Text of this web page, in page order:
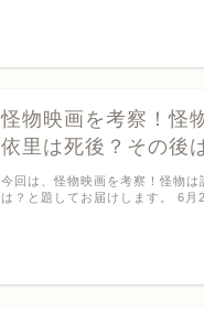
怪物映画を考察！怪
依里は死後？その後
今回は、怪物映画を考察！怪物
は？と題してお届けします。 6